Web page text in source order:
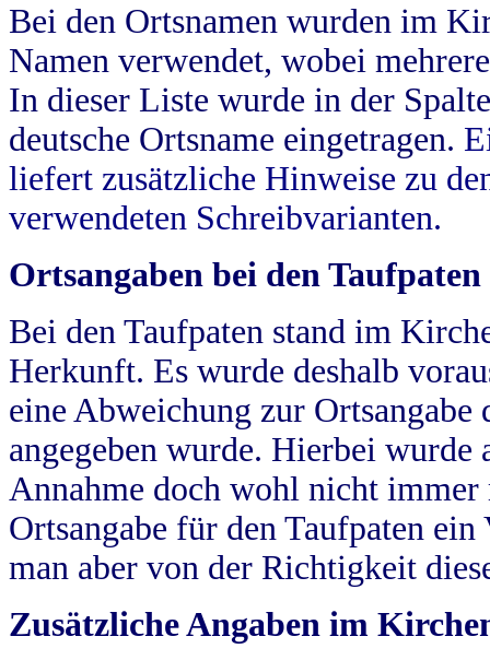
Bei den Ortsnamen wurden im
Namen verwendet, wobei
In dieser Liste wurde in der
deutsche Ortsname eingetragen.
liefert zusätzliche Hinweise zu
verwendeten Schreibvarianten.
Ortsangaben bei den Taufpaten
Bei den Taufpaten stand im
Herkunft. Es wurde deshalb
eine Abweichung zur
angegeben wurde. Hierbei wurde
Annahme doch wohl nicht
Ortsangabe für den Taufpaten
man aber von der Richtigkeit
Zusätzliche Angaben im